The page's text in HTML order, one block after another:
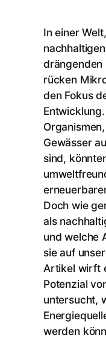
In einer
drängenden
rücken
den Fokus
Gewässer
sind,
Doch wie
als
und welche
sie auf
Artikel wirft
Potenzial
untersucht,
werden